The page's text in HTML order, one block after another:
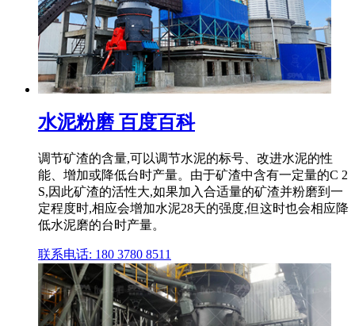
水泥粉磨 百度百科
调节矿渣的含量,可以调节水泥的标号、改进水泥的性
能、增加或降低台时产量。由于矿渣中含有一定量的C 2
S,因此矿渣的活性大,如果加入合适量的矿渣并粉磨到一
定程度时,相应会增加水泥28天的强度,但这时也会相应降
低水泥磨的台时产量。
联系电话: 180 3780 8511